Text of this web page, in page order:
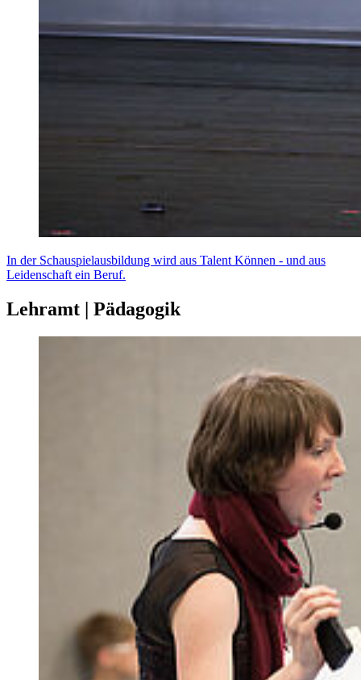
In der Schauspielausbildung wird aus Talent Können - und aus
Leidenschaft ein Beruf.
Lehramt | Pädagogik